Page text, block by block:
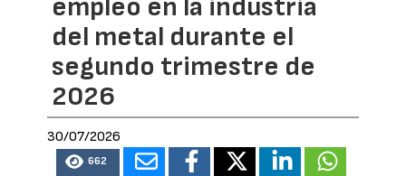
empleo en la industria
del metal durante el
segundo trimestre de
2026
30/07/2026
662